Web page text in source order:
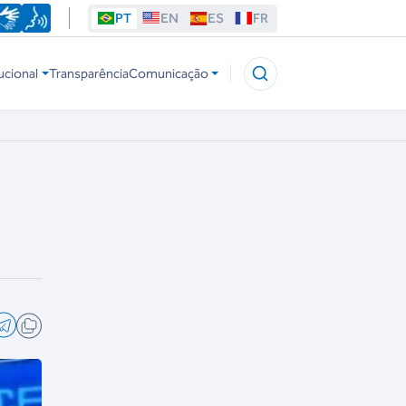
PT EN ES FR
TransparênciaComunicação